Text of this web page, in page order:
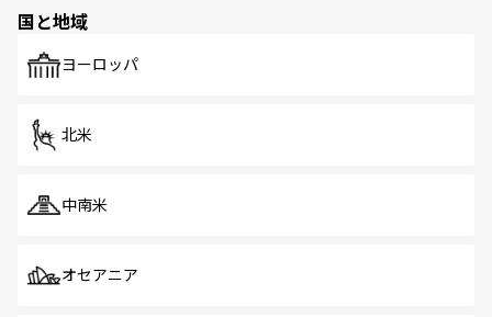
国と地域
ヨーロッパ
北米
中南米
オセアニア